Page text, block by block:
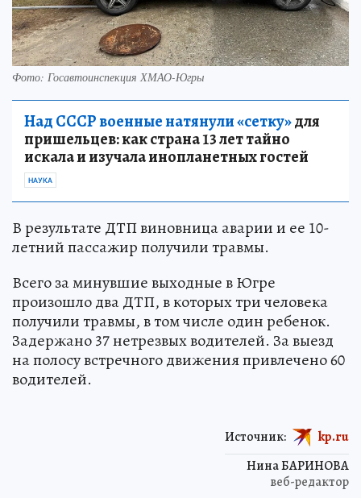
Фото: Госавтоинспекция ХМАО-Югры
Над СССР военные натянули «сетку»для
пришельцев: как страна 13 лет тайно
искала и изучала инопланетных гостей
НАУКА
В результате ДТП виновница аварии и ее 10-
летний пассажир получили травмы.
Всего за минувшие выходные в Югре
произошло два ДТП, в которых три человека
получили травмы, в том числе один ребенок.
Задержано 37 нетрезвых водителей. За выезд
на полосу встречного движения привлечено 60
водителей.
Нина БАРИНОВА
веб-редактор
Источник: kp.ru